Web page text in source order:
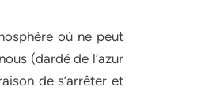
où ne peut
(dardé de l’azur
de s’arrêter et